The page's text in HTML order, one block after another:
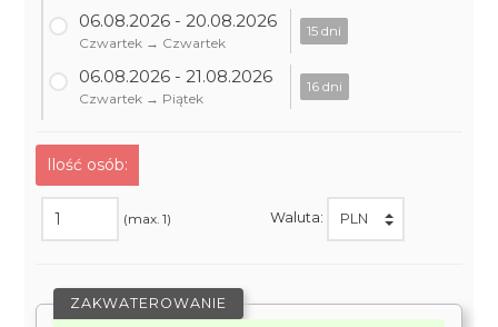
06.08.2026 - 20.08.2026
Czwartek → Czwartek
15 dni
06.08.2026 - 21.08.2026
Czwartek → Piątek
16 dni
Ilość osób:
(max. 1) Waluta:
ZAKWATEROWANIE